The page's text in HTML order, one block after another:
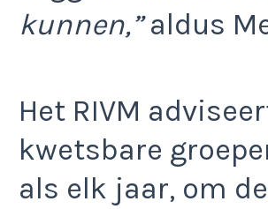
kunnen,”aldus
Het RIVM
kwetsbare
als elk jaar, om de